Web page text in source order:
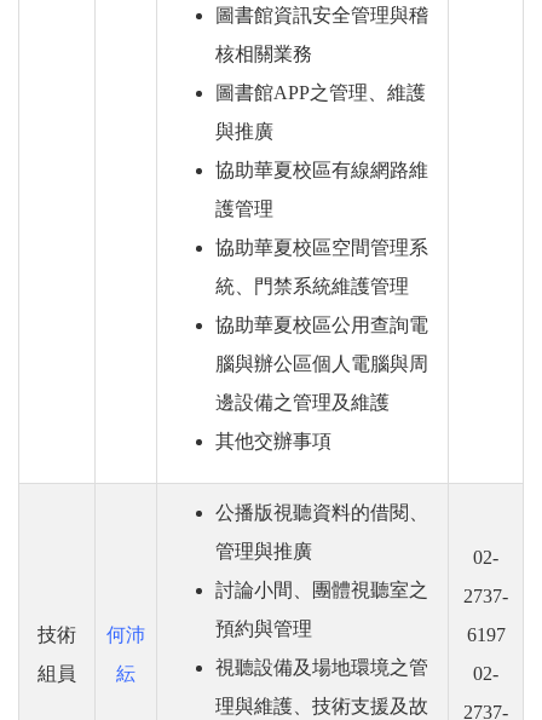
圖書館資訊安全管理與稽
核相關業務
圖書館APP之管理、維護
與推廣
協助華夏校區有線網路維
護管理
協助華夏校區空間管理系
統、門禁系統維護管理
協助華夏校區公用查詢電
腦與辦公區個人電腦與周
邊設備之管理及維護
其他交辦事項
技術
組員
何沛
紜
公播版視聽資料的借閱、
管理與推廣
討論小間、團體視聽室之
預約與管理
視聽設備及場地環境之管
理與維護、技術支援及故
02-
2737-
6197
02-
2737-